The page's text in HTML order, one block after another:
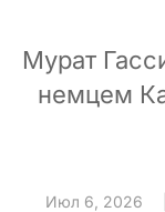
Мурат
немцем
Июл 6, 2026